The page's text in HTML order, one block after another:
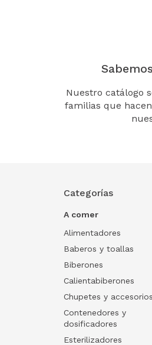
Nuestro catálogo
familias que
Categorías
A comer
Alimentadores
Baberos y toallas
Biberones
Calientabiberones
Chupetes y accesorios
Contenedores y
dosificadores
Esterilizadores